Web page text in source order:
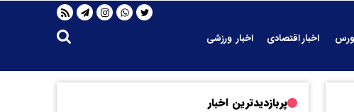
اخبار اقتصادی
اخبار ورزشی
پربازدیدترین اخبار